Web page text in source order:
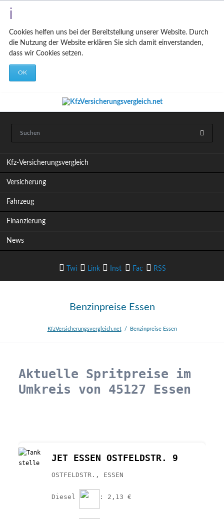
Cookies helfen uns bei der Bereitstellung unserer Website. Durch
die Nutzung der Website erklären Sie sich damit einverstanden,
dass wir Cookies setzen.
OK
a
i
n
Kfz-Versicherungsvergleich
Versicherung
Fahrzeug
Finanzierung
News
Twi
tter
Link
edIn
Inst
agram
Fac
ebook
RSS
Benzinpreise Essen
KfzVersicherungsvergleich.net Benzinpreise Essen
Aktuelle Spritpreise im
Umkreis von 45127 Essen
JET ESSEN OSTFELDSTR. 9
OSTFELDSTR., ESSEN
Diesel : 2,13 €